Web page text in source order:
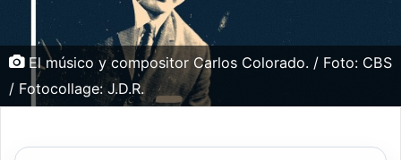
El músico y compositor Carlos Colorado. / Foto: CBS
/ Fotocollage: J.D.R.